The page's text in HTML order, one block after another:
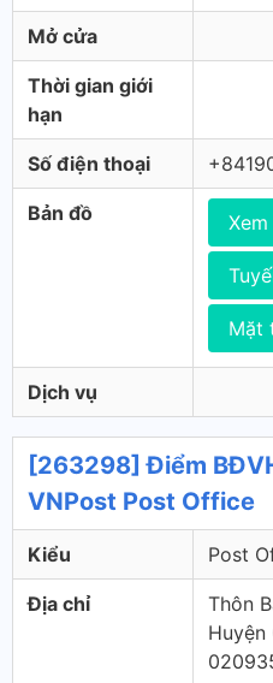
Mở cửa
Thời gian giới
hạn
Số điện thoại
Bản đồ
Mặt
Dịch vụ
[263298] Điểm
VNPost Post Office
Kiểu Post
Địa chỉ
Thôn